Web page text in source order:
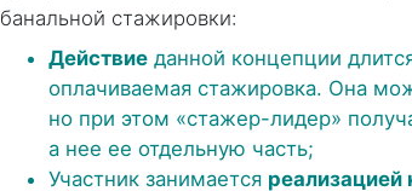
банальной стажировки:
Действие данной концепции
оплачиваемая стажировка. Она
но при этом «стажер-лидер»
а нее ее отдельную часть;
Участник занимается реализацией